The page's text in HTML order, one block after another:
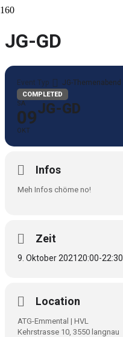
JG-GD
Event Typ JG-Themenabend
COMPLETED
SA
09
OKT
JG-GD
Infos
Meh Infos chöme no!
Zeit
9. Oktober 202120:00-22:30
Location
ATG-Emmental | HVL
Kehrstrasse 10, 3550 langnau